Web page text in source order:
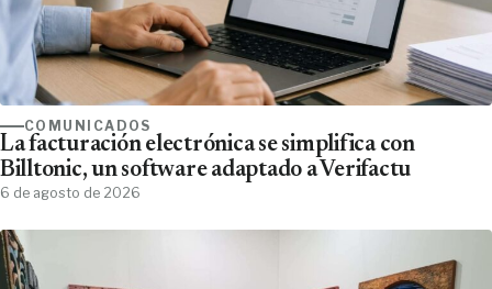
COMUNICADOS
La facturación electrónica se simplifica con
Billtonic, un software adaptado a Verifactu
6 de agosto de 2026